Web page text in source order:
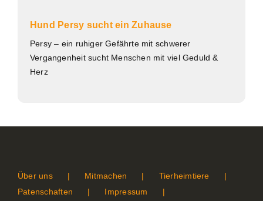
Hund Persy sucht ein Zuhause
Persy – ein ruhiger Gefährte mit schwerer
Vergangenheit sucht Menschen mit viel Geduld &
Herz
Über uns Mitmachen
Tierheimtiere
Patenschaften
Impressum